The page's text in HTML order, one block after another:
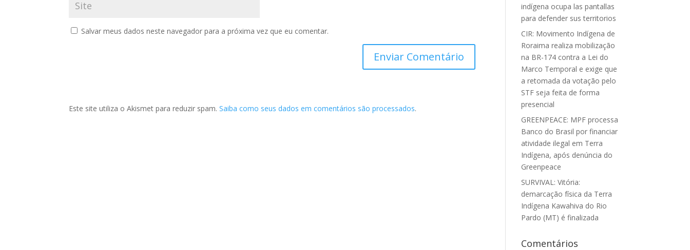
Salvar meus dados neste navegador para a próxima vez que eu comentar.
Este site utiliza o Akismet para reduzir spam.Saiba como seus dados em comentários são processados.
indígena ocupa las pantallas
para defender sus territorios
CIR: Movimento Indígena de
Roraima realiza mobilização
na BR-174 contra a Lei do
Marco Temporal e exige que
a retomada da votação pelo
STF seja feita de forma
presencial
GREENPEACE: MPF processa
Banco do Brasil por financiar
atividade ilegal em Terra
Indígena, após denúncia do
Greenpeace
SURVIVAL: Vitória:
demarcação física da Terra
Indígena Kawahiva do Rio
Pardo (MT) é finalizada
Comentários